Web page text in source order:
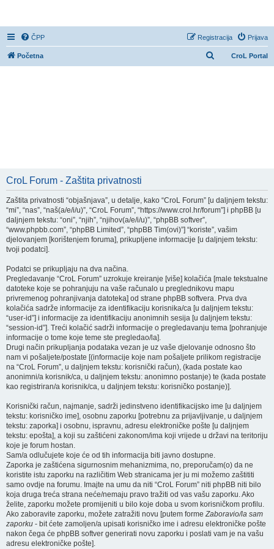
ČPP Prijava
Registracija
CroL Portal
Početna
CroL Forum - Zaštita privatnosti
Zaštita privatnosti “objašnjava”, u detalje, kako “CroL Forum” [u daljnjem tekstu:
“mi”, “nas”, “naš(a/e/i/u)”, “CroL Forum”, “https://www.crol.hr/forum”] i phpBB [u
daljnjem tekstu: “oni”, “njih”, “njihov(a/e/i/u)”, “phpBB softver”,
“www.phpbb.com”, “phpBB Limited”, “phpBB Tim(ovi)”] “koriste”, vašim
djelovanjem [korištenjem foruma], prikupljene informacije [u daljnjem tekstu:
tvoji podatci].
Podatci se prikupljaju na dva načina.
Pregledavanje “CroL Forum” uzrokuje kreiranje [više] kolačića [male tekstualne
datoteke koje se pohranjuju na vaše računalo u preglednikovu mapu
privremenog pohranjivanja datoteka] od strane phpBB softvera. Prva dva
kolačića sadrže informacije za identifikaciju korisnika/ca [u daljnjem tekstu:
“user-id”] i informacije za identifikaciju anonimnih sesija [u daljnjem tekstu:
“session-id”]. Treći kolačić sadrži informacije o pregledavanju tema [pohranjuje
informacije o tome koje teme ste pregledao/la].
Drugi način prikupljanja podataka vezan je uz vaše djelovanje odnosno što
nam vi pošaljete/postate [(informacije koje nam pošaljete prilikom registracije
na “CroL Forum”, u daljnjem tekstu: korisnički račun), (kada postate kao
anonimni/a korisnik/ca, u daljnjem tekstu: anonimno postanje) te (kada postate
kao registriran/a korisnik/ca, u daljnjem tekstu: korisničko postanje)].
Korisnički račun, najmanje, sadrži jedinstveno identifikacijsko ime [u daljnjem
tekstu: korisničko ime], osobnu zaporku [potrebnu za prijavljivanje, u daljnjem
tekstu: zaporka] i osobnu, ispravnu, adresu elektroničke pošte [u daljnjem
tekstu: epošta], a koji su zaštićeni zakonom/ima koji vrijede u državi na teritoriju
koje je forum hostan.
Sam/a odlučujete koje će od tih informacija biti javno dostupne.
Zaporka je zaštićena sigurnosnim mehanizmima, no, preporučam(o) da ne
koristite istu zaporku na različitim Web stranicama jer ju mi možemo zaštititi
samo ovdje na forumu. Imajte na umu da niti “CroL Forum” niti phpBB niti bilo
koja druga treća strana neće/nemaju pravo tražiti od vas vašu zaporku. Ako
želite, zaporku možete promijeniti u bilo koje doba u svom korisničkom profilu.
Ako zaboravite zaporku, možete zatražiti novu [putem formeZaboravio/la sam
zaporku - bit ćete zamoljen/a upisati korisničko ime i adresu elektroničke pošte
nakon čega će phpBB softver generirati novu zaporku i poslati vam je na vašu
adresu elektroničke pošte].